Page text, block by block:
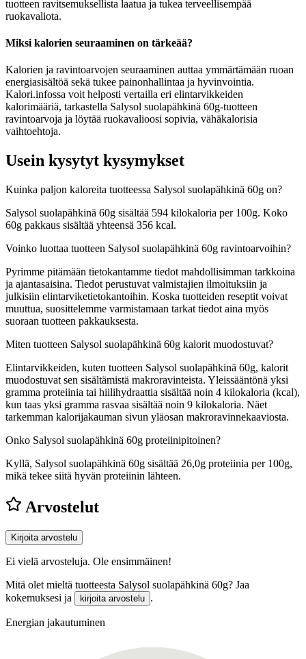
tuotteen ravitsemuksellista laatua ja tukea terveellisempää
ruokavaliota.
Miksi kalorien seuraaminen on tärkeää?
Kalorien ja ravintoarvojen seuraaminen auttaa ymmärtämään ruoan
energiasisältöä sekä tukee painonhallintaa ja hyvinvointia.
Kalori.infossa voit helposti vertailla eri elintarvikkeiden
kalorimääriä, tarkastella Salysol suolapähkinä 60g-tuotteen
ravintoarvoja ja löytää ruokavalioosi sopivia, vähäkalorisia
vaihtoehtoja.
Usein kysytyt kysymykset
Kuinka paljon kaloreita tuotteessa Salysol suolapähkinä 60g on?
Salysol suolapähkinä 60g sisältää 594 kilokaloria per 100g. Koko
60g pakkaus sisältää yhteensä 356 kcal.
Voinko luottaa tuotteen Salysol suolapähkinä 60g ravintoarvoihin?
Pyrimme pitämään tietokantamme tiedot mahdollisimman tarkkoina
ja ajantasaisina. Tiedot perustuvat valmistajien ilmoituksiin ja
julkisiin elintarviketietokantoihin. Koska tuotteiden reseptit voivat
muuttua, suosittelemme varmistamaan tarkat tiedot aina myös
suoraan tuotteen pakkauksesta.
Miten tuotteen Salysol suolapähkinä 60g kalorit muodostuvat?
Elintarvikkeiden, kuten tuotteen Salysol suolapähkinä 60g, kalorit
muodostuvat sen sisältämistä makroravinteista. Yleissääntönä yksi
gramma proteiinia tai hiilihydraattia sisältää noin 4 kilokaloria (kcal),
kun taas yksi gramma rasvaa sisältää noin 9 kilokaloria. Näet
tarkemman kalorijakauman sivun yläosan makroravinnekaaviosta.
Onko Salysol suolapähkinä 60g proteiinipitoinen?
Kyllä, Salysol suolapähkinä 60g sisältää 26,0g proteiinia per 100g,
mikä tekee siitä hyvän proteiinin lähteen.
Arvostelut
Kirjoita arvostelu
Ei vielä arvosteluja. Ole ensimmäinen!
Mitä olet mieltä tuotteesta Salysol suolapähkinä 60g? Jaa
kokemuksesi ja
kirjoita arvostelu .
Energian jakautuminen